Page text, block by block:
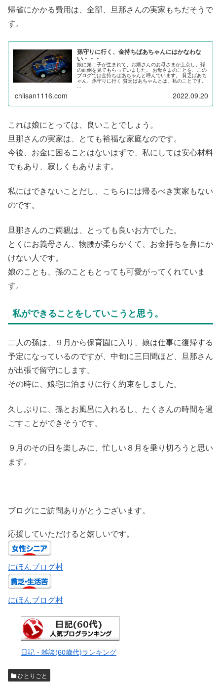
帰省にかかる費用は、全部、旦那さんの実家もちだそうで
す。
孫守りに行く、金持ちばあちゃんにはかなわな
い・・・
娘に第二子が生まれて、お婿さんのお母さまが上京し、孫
の面倒を見てもらっていました。 お母さまのことを、この
ブログでは金持ちばあちゃんと呼んでいます。 貧乏ばあち
ゃん、孫守りに行く 貧乏ばあちゃんとは、私のことです。
chiisan1116.com 2022.09.20
これは娘にとっては、良いことでしょう。
旦那さんの実家は、とても裕福な家庭なのです。
今後、お金に困ることはないはずで、私にしては安心材料
でもあり、寂しくもあります。
私にはできないことだし、こちらには帰るべき実家もない
のです。
旦那さんのご両親は、とっても良いお方でした。
とくにお義母さん、物腰が柔らかくて、お金持ちを鼻にか
けない人です。
娘のことも、孫のこともとっても可愛がってくれていま
す。
私ができることをしていこうと思う。
二人の孫は、９月から保育園に入り、娘は仕事に復帰する
予定になっているのですが、中旬に三日間ほど、旦那さん
が出張で留守にします。
その時に、娘宅に泊まりに行く約束をしました。
久しぶりに、孫とお風呂に入れるし、たくさんの時間を過
ごすことができそうです。
９月のその日を楽しみに、忙しい８月を乗り切ろうと思い
ます。
ブログにご訪問ありがとうございます。
応援していただけると嬉しいです。
にほんブログ村
にほんブログ村
日記・雑談(60歳代)ランキング
ひとりごと